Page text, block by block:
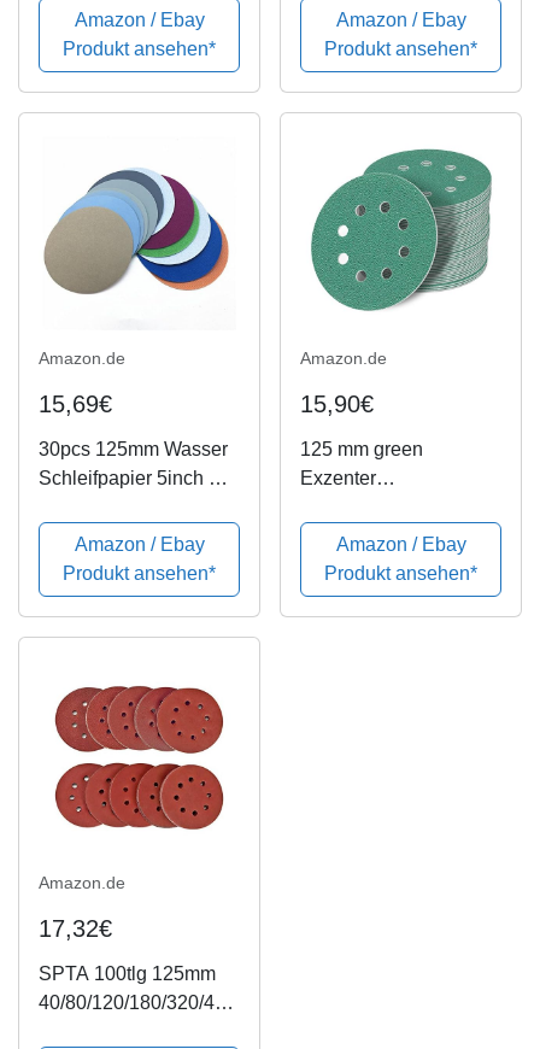
Sortiment SET 25
Scheiben P2000
P1500 P1200 P1000
P800, 8 Loch Klett
Amazon / Ebay
Produkt ansehen*
1000 1200 1500 2000
3000
Nassschleifpapier Fein
Amazon / Ebay
Produkt ansehen*
Amazon.de
15,69€
30pcs 125mm Wasser
Schleifpapier 5inch Grit
Set Schleifscheiben
Hook Loop
Schleifpapier Runde
Sandpapier Disk Sand
Amazon / Ebay
Produkt ansehen*
Amazon.de
15,90€
125 mm green
Exzenter
Sortiment SET 50
Scheiben P2000
P1500 P1200 P1000
P800, 8 Loch Klett
Amazon / Ebay
Produkt ansehen*
Amazon.de
17,32€
SPTA 100tlg 125mm
40/80/120/180/320/400